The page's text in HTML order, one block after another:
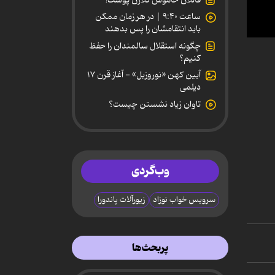
0
ساعت ۹:۴۰ | در هر زمان ممکن
باید انتقامشان را پس بدهند
چگونه استقلال سالمندان را حفظ
کنیم؟
آیین کهن «نوروزبل» - آغاز قرن ۱۷
دیلمی
تاوان زیاد نشستن چیست؟
وب‌گردی
سرویس خواب نوزاد زیورآلات پاندورا
پربحث‌ها